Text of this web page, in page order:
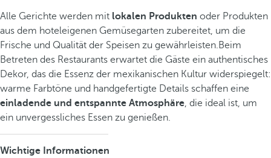
Alle Gerichte werden mit lokalen Produkten oder Produkten
aus dem hoteleigenen Gemüsegarten zubereitet, um die
Frische und Qualität der Speisen zu gewährleisten.Beim
Betreten des Restaurants erwartet die Gäste ein authentisches
Dekor, das die Essenz der mexikanischen Kultur widerspiegelt:
warme Farbtöne und handgefertigte Details schaffen eine
einladende und entspannte Atmosphäre, die ideal ist, um
ein unvergessliches Essen zu genießen.
Wichtige Informationen